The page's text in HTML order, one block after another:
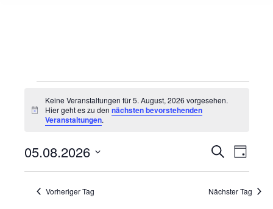
Veranstaltungen
für
5.
August,
Hinweis
Keine Veranstaltungen für 5. August, 2026 vorgesehen.
Hier geht es zu dennächsten bevorstehenden
Veranstaltungen.
Such-
Suche
Tag
05.08.2026
Datum
wählen.
Vorheriger Tag Nächster Tag